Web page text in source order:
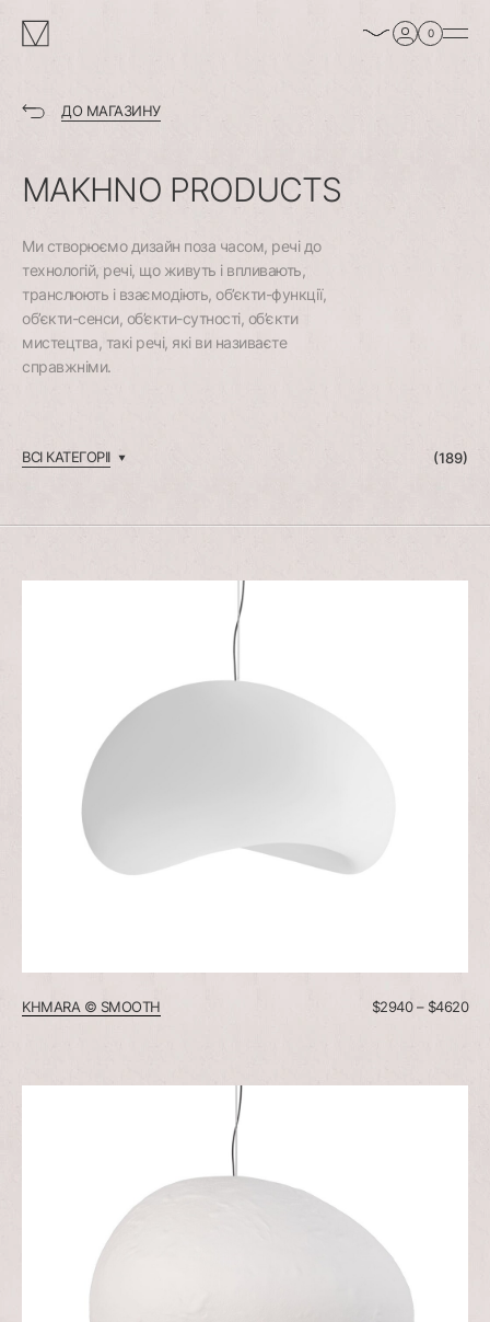
MAKHNO
logo
enable/disable
0
ДО МАГАЗИНУ
MAKHNO PRODUCTS
Ми створюємо дизайн поза часом, речі до
технологій, речі, що живуть і впливають,
транслюють і взаємодіють, об’єкти-функції,
об’єкти-сенси, об’єкти-сутності, об’єкти
мистецтва, такі речі, які ви називаєте
справжніми.
ВСІ КАТЕГОРІІ (189)
KHMARA © SMOOTH $2940– $4620